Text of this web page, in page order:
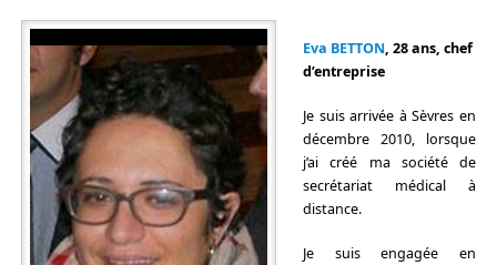
Eva BETTON, 28 ans, chef
d’entreprise
Je suis arrivée à Sèvres en
décembre 2010, lorsque
j’ai créé ma société de
secrétariat médical à
distance.
Je suis engagée en